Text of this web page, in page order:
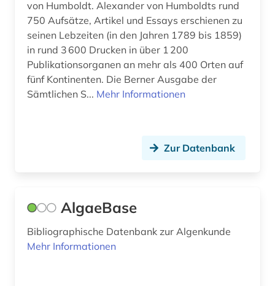
chemie (78)
chemikalie (1)
chemische ozeanographie (1)
china (1)
chromosom (1)
von Humboldt. Alexander von Humboldts rund
750 Aufsätze, Artikel und Essays erschienen zu
seinen Lebzeiten (in den Jahren 1789 bis 1859)
in rund 3 600 Drucken in über 1 200
Publikationsorganen an mehr als 400 Orten auf
fünf Kontinenten. Die Berner Ausgabe der
Sämtlichen S... Mehr Informationen
Zur Datenbank
AlgaeBase
Bibliographische Datenbank zur Algenkunde
Mehr Informationen